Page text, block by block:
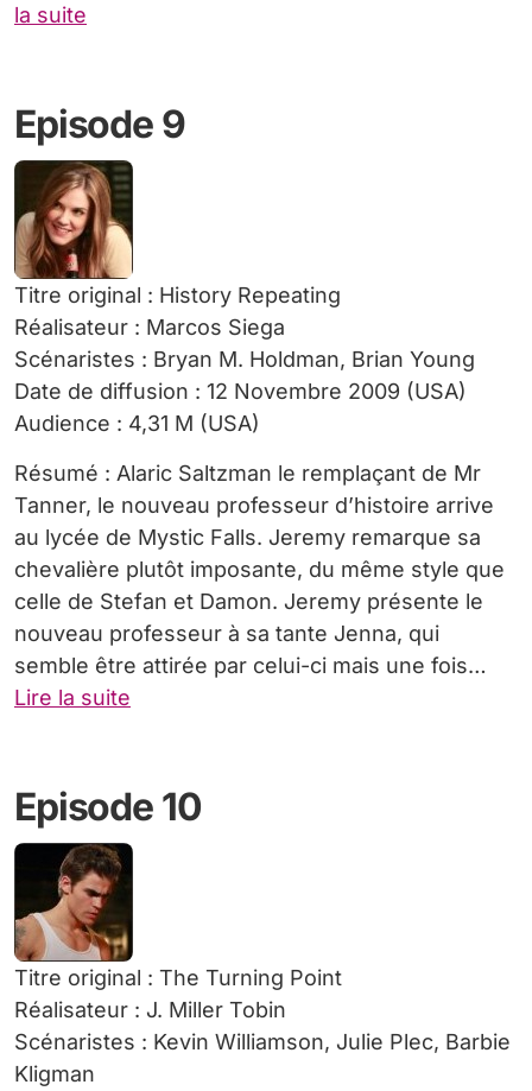
la suite
Episode 9
Titre original : History Repeating
Réalisateur : Marcos Siega
Scénaristes : Bryan M. Holdman, Brian Young
Date de diffusion : 12 Novembre 2009 (USA)
Audience : 4,31 M (USA)
Résumé : Alaric Saltzman le remplaçant de Mr
Tanner, le nouveau professeur d’histoire arrive
au lycée de Mystic Falls. Jeremy remarque sa
chevalière plutôt imposante, du même style que
celle de Stefan et Damon. Jeremy présente le
nouveau professeur à sa tante Jenna, qui
semble être attirée par celui-ci mais une fois…
Lire la suite
Episode 10
Titre original : The Turning Point
Réalisateur : J. Miller Tobin
Scénaristes : Kevin Williamson, Julie Plec, Barbie
Kligman